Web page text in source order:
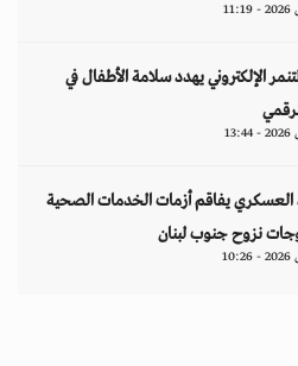
الإلكتروني يهدد سلامة الأطفال في
العسكري يفاقم أزمات الخدمات الصحية
نزوح جنوب لبنان